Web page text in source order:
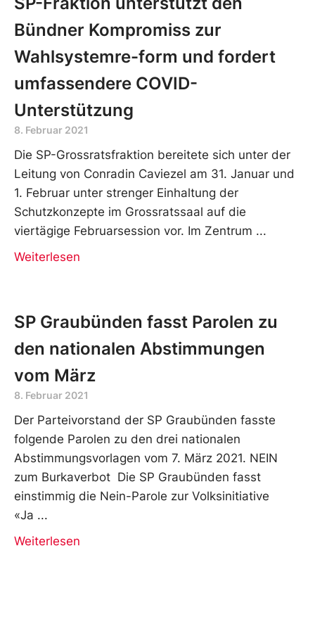
Bündner Kompromiss zur
Wahlsystemre-form und fordert
umfassendere COVID-
Unterstützung
8. Februar 2021
Die SP-Grossratsfraktion bereitete sich unter der
Leitung von Conradin Caviezel am 31. Januar und
1. Februar unter strenger Einhaltung der
Schutzkonzepte im Grossratssaal auf die
viertägige Februarsession vor. Im Zentrum
Weiterlesen
SP Graubünden fasst Parolen zu
den nationalen Abstimmungen
vom März
8. Februar 2021
Der Parteivorstand der SP Graubünden fasste
folgende Parolen zu den drei nationalen
Abstimmungsvorlagen vom 7. März 2021. NEIN
zum Burkaverbot Die SP Graubünden fasst
einstimmig die Nein-Parole zur Volksinitiative
«Ja
Weiterlesen